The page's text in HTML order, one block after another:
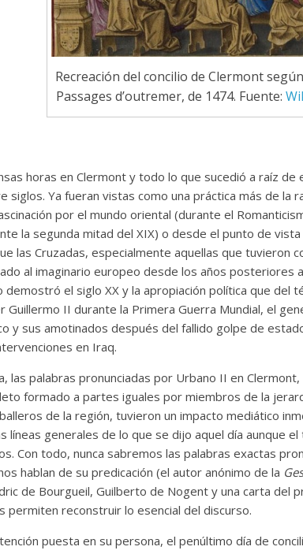
Recreación del concilio de Clermont
Passages d’outremer, de 1474. Fuente:
horas en Clermont y todo lo que sucedió a raíz de
siglos. Ya fueran vistas como una práctica más de la
por el mundo oriental (durante el
la segunda mitad del XIX) o desde el punto de
las Cruzadas, especialmente aquellas que tuvieron
al imaginario europeo desde los años posteriores
demostró el siglo XX y la apropiación política que del
Guillermo II durante la Primera Guerra Mundial, el
y sus amotinados después del fallido golpe de
en Iraq.
las palabras pronunciadas por Urbano II en
formado a partes iguales por miembros de la
de la región, tuvieron un impacto mediático
líneas generales de lo que se dijo aquel día aunque
Con todo, nunca sabremos las palabras exactas
hablan de su predicación (el autor anónimo de la
de Bourgueil, Guilberto de Nogent y una carta del
permiten reconstruir lo esencial del discurso.
puesta en su persona, el penúltimo día de